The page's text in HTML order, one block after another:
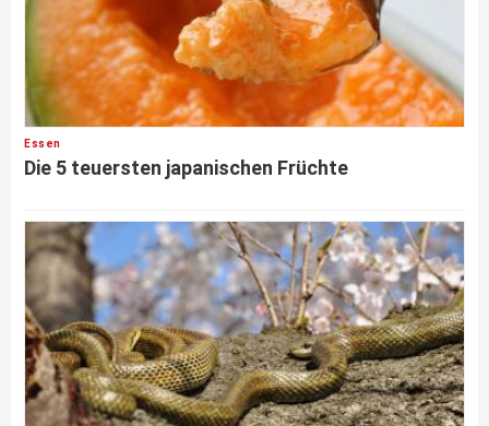
Essen
Die 5 teuersten japanischen Früchte